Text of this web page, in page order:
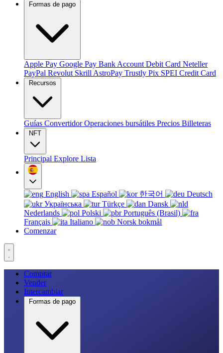
Formas de pago
Apple Pay Google Pay Bank Account Debit Card Neteller
PayPal Revolut Skrill AstroPay Trustly Pix SPEI Credit Card
Recursos
Guías ConvertidorOperaciones bursátiles Precios Billeteras
NFT
Principal Explore Lista
English Español 한국어
Deutsch
Українська
Türkçe
Dansk
Nederlands
Polski
Português (Brasil)
Français
Italiano
Norsk bokmål
Comenzar
Comprar
Vender
Intercambiar
Formas de pago